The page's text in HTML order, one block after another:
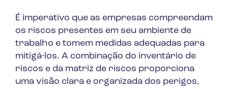
É imperativo que as empresas compreendam
os riscos presentes em seu ambiente de
trabalho e tomem medidas adequadas para
mitigá-los. A combinação do inventário de
riscos e da matriz de riscos proporciona
uma visão clara e organizada dos perigos,